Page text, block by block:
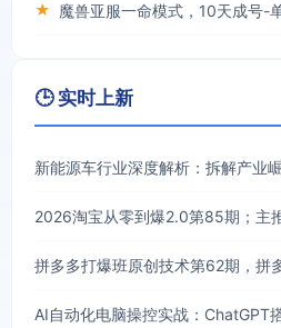
★
🕒 实时上新